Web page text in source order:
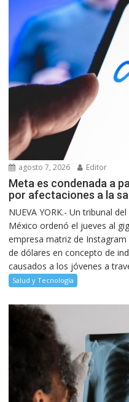
agosto 7, 2026 Editor
Meta es condenada a
por afectaciones a la
NUEVA YORK.- Un tribunal
México ordenó el jueves al
empresa matriz de
de dólares en concepto de
causados a los jóvenes a
Salud y Tecnología